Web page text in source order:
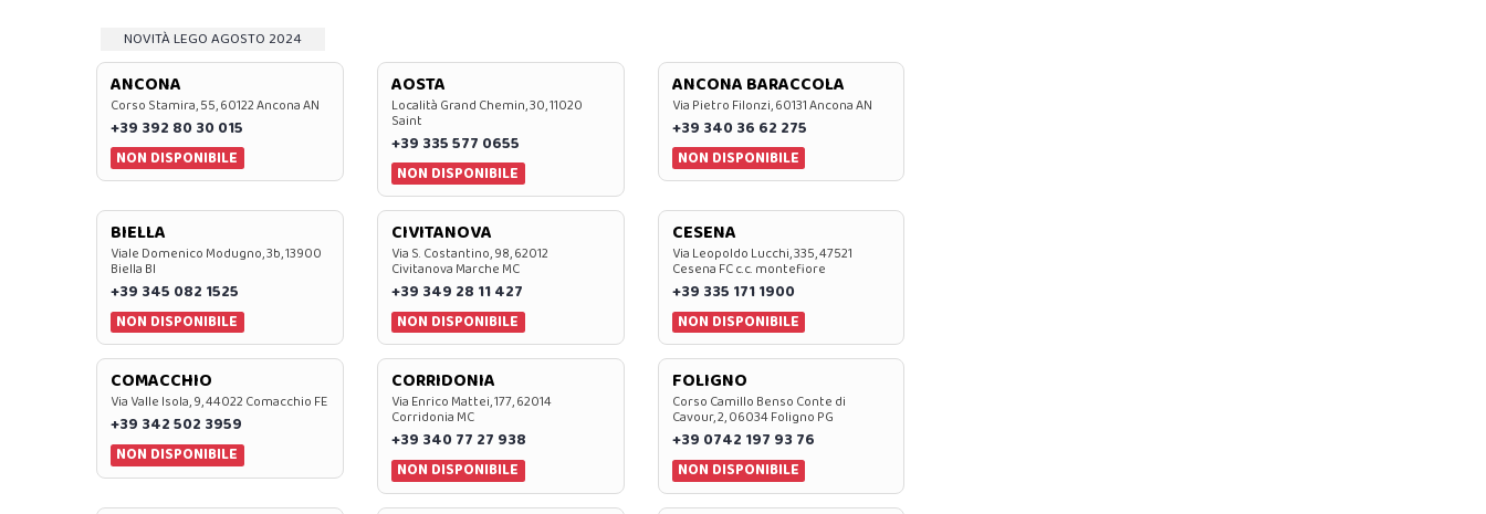
NOVITÀ LEGO AGOSTO 2024
ANCONA
Corso Stamira, 55, 60122 Ancona AN
+39 392 80 30 015
NON DISPONIBILE
AOSTA
Località Grand Chemin, 30, 11020
Saint
+39 335 577 0655
NON DISPONIBILE
ANCONA BARACCOLA
Via Pietro Filonzi, 60131 Ancona AN
+39 340 36 62 275
NON DISPONIBILE
BIELLA
Viale Domenico Modugno, 3b, 13900
Biella BI
+39 345 082 1525
NON DISPONIBILE
CIVITANOVA
Via S. Costantino, 98, 62012
Civitanova Marche MC
+39 349 28 11 427
NON DISPONIBILE
CESENA
Via Leopoldo Lucchi, 335, 47521
Cesena FC c.c. montefiore
+39 335 171 1900
NON DISPONIBILE
COMACCHIO
Via Valle Isola, 9, 44022 Comacchio FE
+39 342 502 3959
NON DISPONIBILE
CORRIDONIA
Via Enrico Mattei, 177, 62014
Corridonia MC
+39 340 77 27 938
NON DISPONIBILE
FOLIGNO
Corso Camillo Benso Conte di
Cavour, 2, 06034 Foligno PG
+39 0742 197 93 76
NON DISPONIBILE